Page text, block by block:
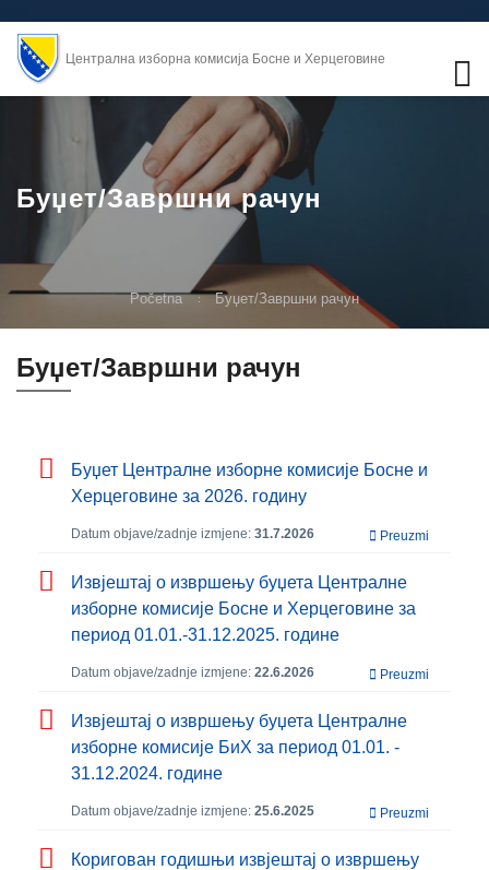
Централна изборна комисија Босне и Херцеговине
Буџет/Завршни рачун
Početna Буџет/Завршни рачун
Буџет/Завршни рачун
Буџет Централне изборне комисије Босне и
Херцеговине за 2026. годину
Datum objave/zadnje izmjene: 31.7.2026 Preuzmi
Извјештај о извршењу буџета Централне
изборне комисије Босне и Херцеговине за
период 01.01.-31.12.2025. године
Datum objave/zadnje izmjene: 22.6.2026 Preuzmi
Извјештај о извршењу буџета Централне
изборне комисије БиХ за период 01.01. -
31.12.2024. године
Datum objave/zadnje izmjene: 25.6.2025 Preuzmi
Коригован годишњи извјештај о извршењу